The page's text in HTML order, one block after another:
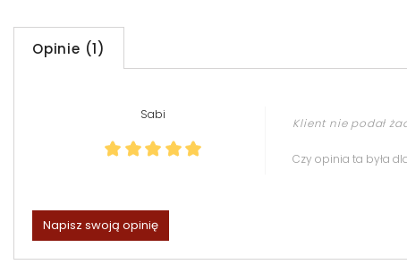
Opinie (1)
Sabi
Klient nie podał
Czy opinia ta była
Napisz swoją opinię